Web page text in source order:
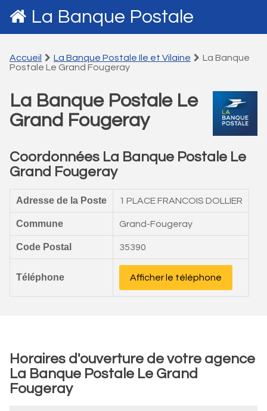
La Banque Postale
Accueil La Banque Postale Ile et Vilaine
La Banque
Postale Le Grand Fougeray
La Banque Postale Le
Grand Fougeray
Coordonnées La Banque Postale Le
Grand Fougeray
Adresse de la Poste 1 PLACE FRANCOIS DOLLIER
Commune Grand-Fougeray
Code Postal 35390
Téléphone Afficher le téléphone
Horaires d'ouverture de votre agence
La Banque Postale Le Grand
Fougeray